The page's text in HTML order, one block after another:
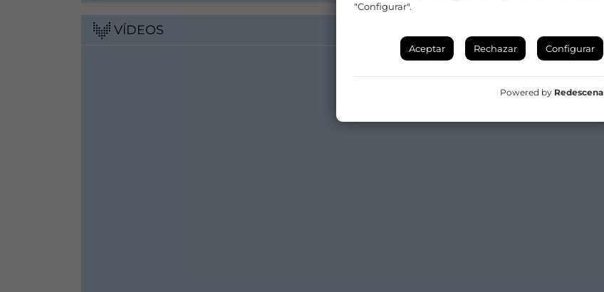
VÍDEOS
"Configurar".
Aceptar Rechazar Configurar
Powered by Redescena